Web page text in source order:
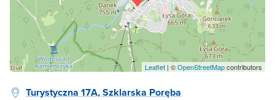
Leaflet | ©OpenStreetMapcontributors
Turystyczna 17A, Szklarska Poręba